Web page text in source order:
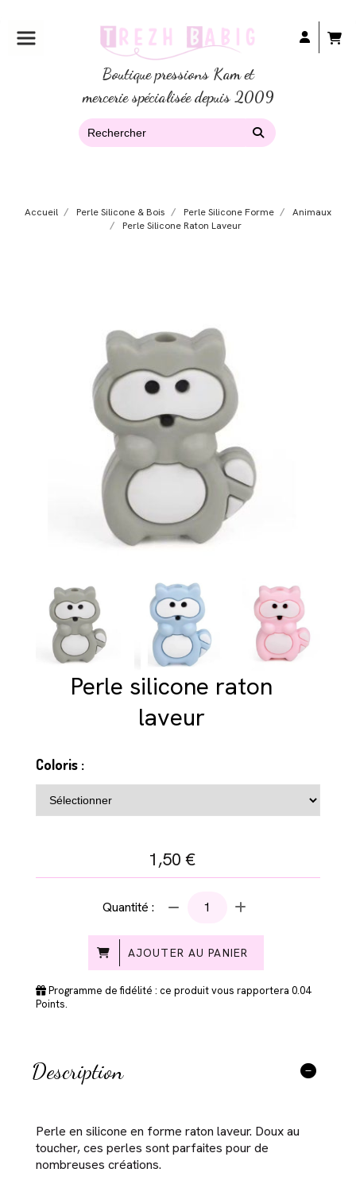
Boutique pressions Kam et
mercerie spécialisée depuis 2009
Accueil Perle Silicone & Bois Perle Silicone Forme
Animaux
Perle Silicone Raton Laveur
Perle silicone raton
laveur
Coloris :
1,50 €
Quantité :
AJOUTER AU PANIER
Programme de fidélité : ce produit vous rapportera 0.04
Points.
Description
Perle en silicone en forme raton laveur. Doux au
toucher, ces perles sont parfaites pour de
nombreuses créations.